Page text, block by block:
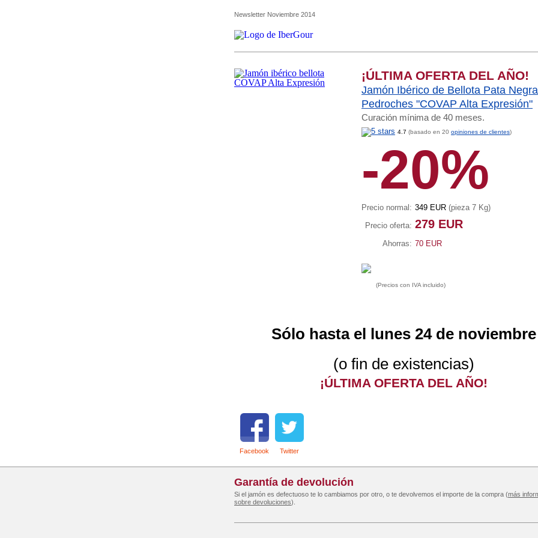
Newsletter Noviembre 2014
¡ÚLTIMA OFERTA DEL AÑO!
Jamón Ibérico de Bellota Pata
Pedroches "COVAP Alta Expresión"
Curación mínima de 40 meses.
4.7 (basado en 20 opiniones de clientes)
-20%
Precio normal: 349 EUR (pieza 7 Kg)
Precio oferta: 279 EUR
Ahorras: 70 EUR
(Precios con IVA incluido)
Sólo hasta el lunes 24 de noviembre
(o fin de existencias)
¡ÚLTIMA OFERTA DEL AÑO!
Facebook Twitter
Garantía de devolución
Si el jamón es defectuoso te lo cambiamos por otro, o te devolvemos el importe de la compra (más
sobre devoluciones).